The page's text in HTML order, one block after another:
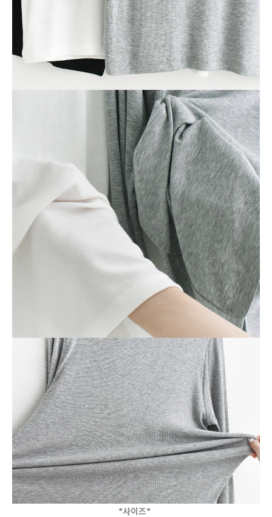
*사이즈*